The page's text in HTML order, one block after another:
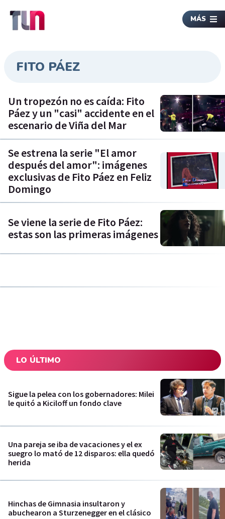
MÁS
FITO PÁEZ
Un tropezón no es caída: Fito
Páez y un "casi" accidente en el
escenario de Viña del Mar
Se estrena la serie "El amor
después del amor": imágenes
exclusivas de Fito Páez en Feliz
Domingo
Se viene la serie de Fito Páez:
estas son las primeras imágenes
LO ÚLTIMO
Sigue la pelea con los gobernadores: Milei
le quitó a Kiciloff un fondo clave
Una pareja se iba de vacaciones y el ex
suegro lo mató de 12 disparos: ella quedó
herida
Hinchas de Gimnasia insultaron y
abuchearon a Sturzenegger en el clásico